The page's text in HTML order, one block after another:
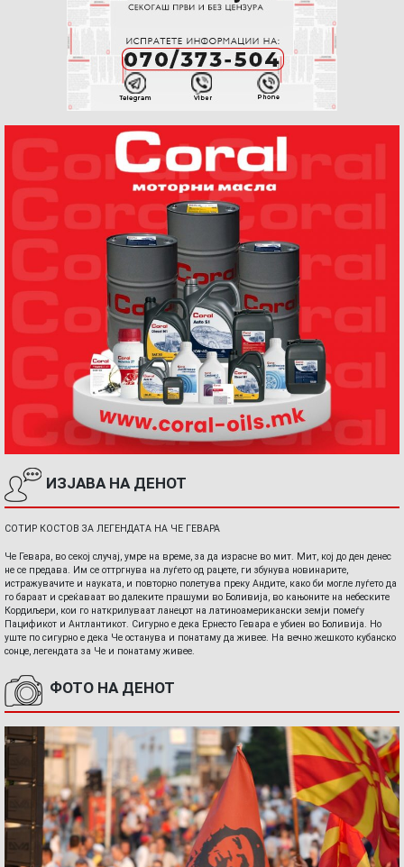
ИЗЈАВА НА ДЕНОТ
СОТИР КОСТОВ ЗА ЛЕГЕНДАТА НА ЧЕ ГЕВАРА
Че Гевара, во секој случај, умре на време, за да израсне во мит. Мит, кој до ден денес
не се предава. Им се оттргнува на луѓето од рацете, ги збунува новинарите,
истражувачите и науката, и повторно полетува преку Андите, како би могле луѓето да
го бараат и среќаваат во далеките прашуми во Боливија, во кањоните на небеските
Кордиљери, кои го наткрилуваат ланецот на латиноамерикански земји помеѓу
Пацификот и Антлантикот. Сигурно е дека Ернесто Гевара е убиен во Боливија. Но
уште по сигурно е дека Че останува и понатаму да живее. На вечно жешкото кубанско
сонце, легендата за Че и понатаму живее.
ФОТО НА ДЕНОТ